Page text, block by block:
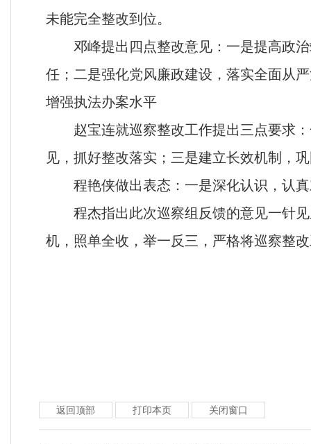
未能完全整改到位。
邓峰提出四点整改意见：一是提高政
任；二是强化党风廉政建设，落实全面从
增强执法办案水平
赵宝连就巡察整改工作提出三点要求
见，抓好整改落实；三是建立长效机制，
程艳侠做出表态：一是深化认识，认
程杰指出此次巡察组反馈的意见一针
机，照单全收，举一反三，严格将巡察整
返回顶部 打印本页 关闭窗口